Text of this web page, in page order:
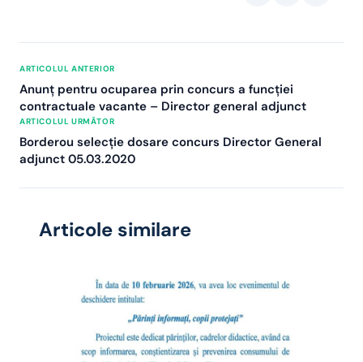
ARTICOLUL ANTERIOR
Anunț pentru ocuparea prin concurs a funcției
contractuale vacante – Director general adjunct
ARTICOLUL URMĂTOR
Borderou selecție dosare concurs Director General
adjunct 05.03.2020
Articole similare